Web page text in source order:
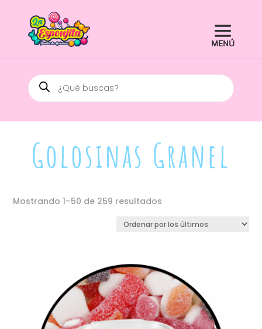
Búsqueda
de
productos
Golosinas Granel
Mostrando 1–50 de 259 resultados
los